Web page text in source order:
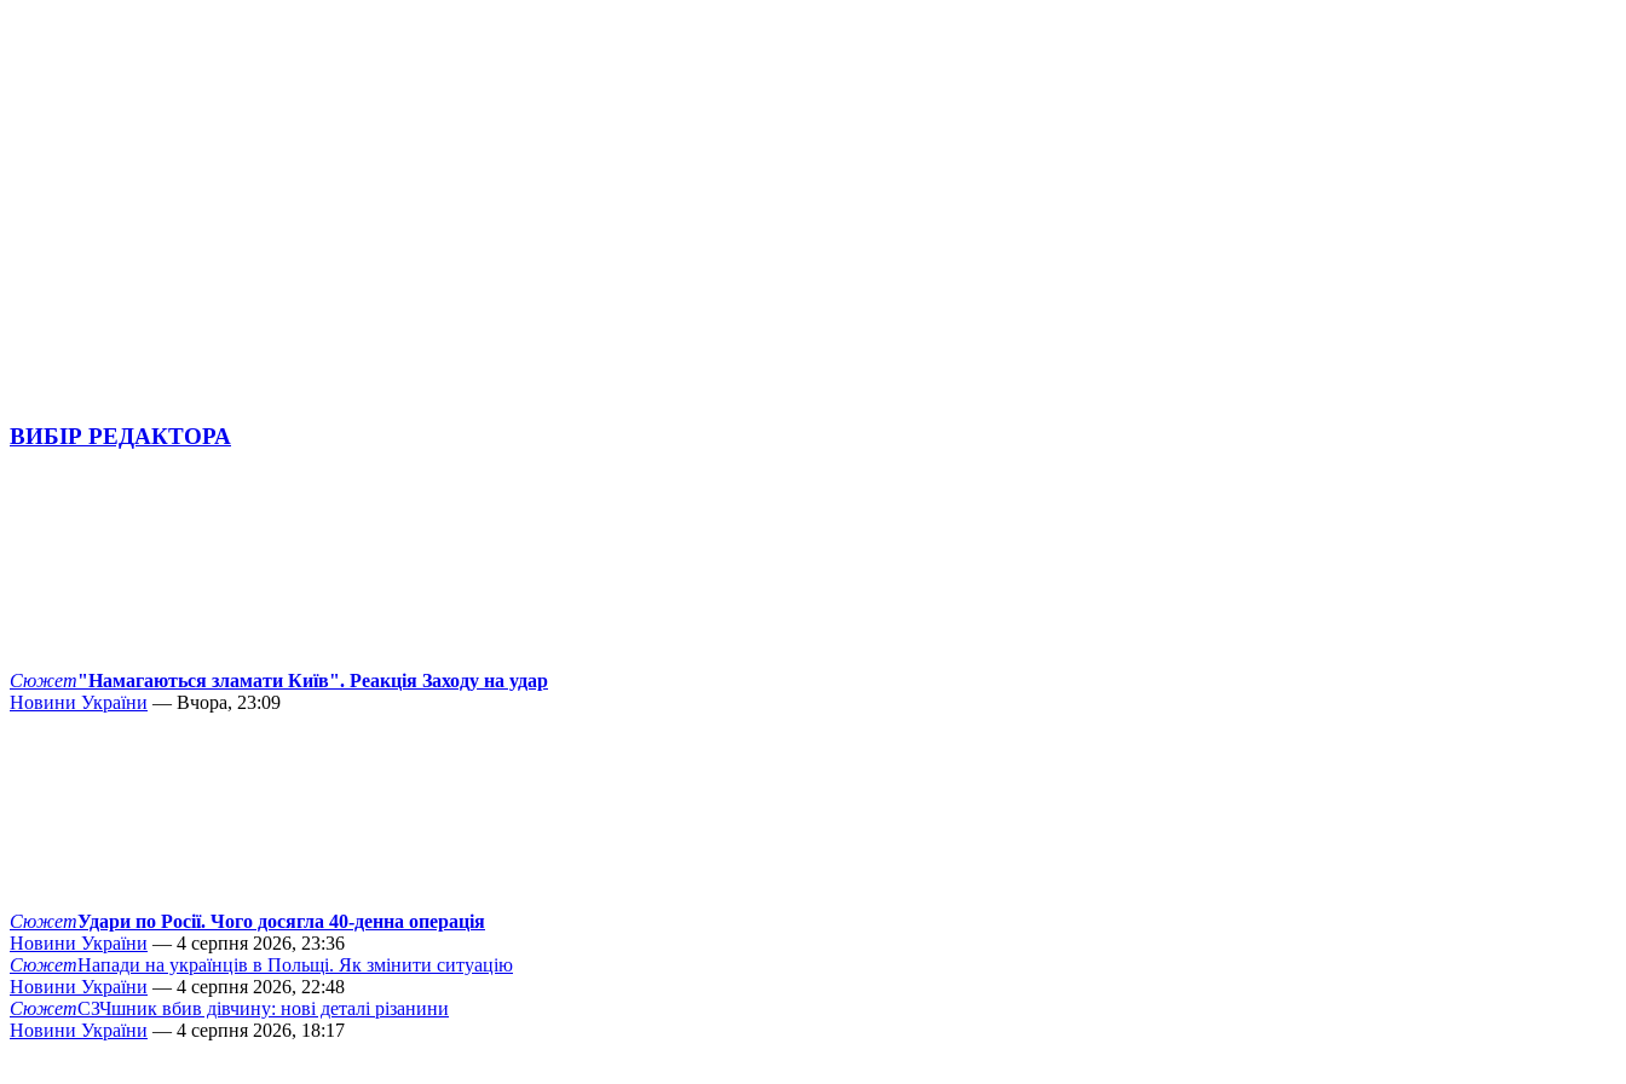
ВИБІР РЕДАКТОРА
Сюжет"Намагаються зламати Київ". Реакція Заходу на удар
Новини України — Вчора, 23:09
СюжетУдари по Росії. Чого досягла 40-денна операція
Новини України — 4 серпня 2026, 23:36
СюжетНапади на українців в Польщі. Як змінити ситуацію
Новини України — 4 серпня 2026, 22:48
СюжетСЗЧшник вбив дівчину: нові деталі різанини
Новини України — 4 серпня 2026, 18:17